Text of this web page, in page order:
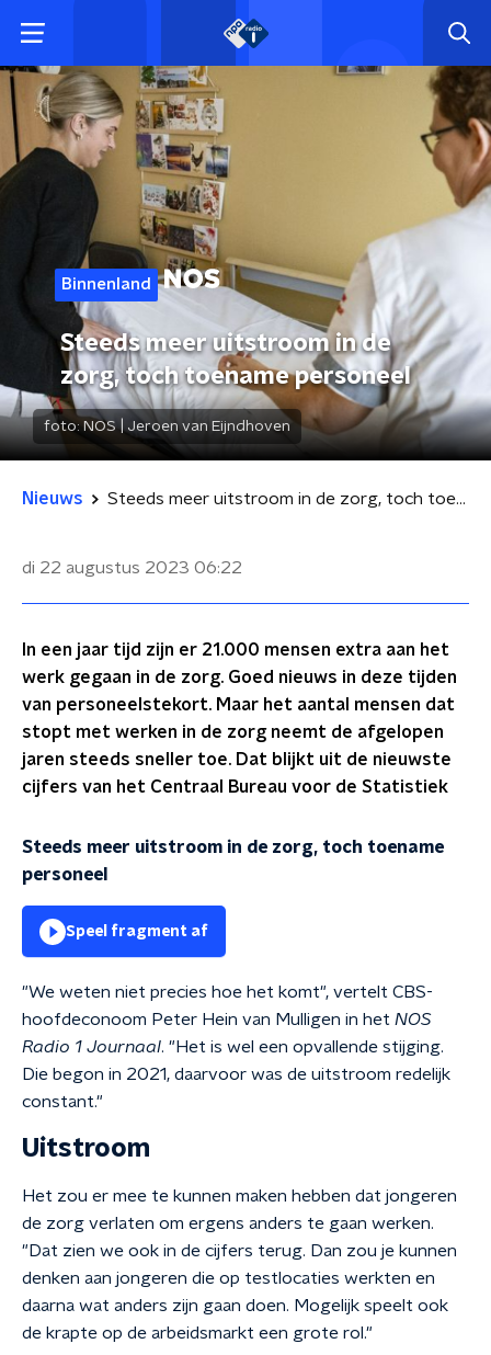
Binnenland
Steeds meer uitstroom in de
zorg, toch toename personeel
foto:NOS | Jeroen van Eijndhoven
Nieuws Steeds meer uitstroom in de zorg, toch toename personeel
di 22 augustus 2023 06:22
In een jaar tijd zijn er 21.000 mensen extra aan het
werk gegaan in de zorg. Goed nieuws in deze tijden
van personeelstekort. Maar het aantal mensen dat
stopt met werken in de zorg neemt de afgelopen
jaren steeds sneller toe. Dat blijkt uit de nieuwste
cijfers van het Centraal Bureau voor de Statistiek
Steeds meer uitstroom in de zorg, toch toename
personeel
Speel fragment af
"We weten niet precies hoe het komt", vertelt CBS-
hoofdeconoom Peter Hein van Mulligen in het NOS
Radio 1 Journaal. "Het is wel een opvallende stijging.
Die begon in 2021, daarvoor was de uitstroom redelijk
constant."
Uitstroom
Het zou er mee te kunnen maken hebben dat jongeren
de zorg verlaten om ergens anders te gaan werken.
"Dat zien we ook in de cijfers terug. Dan zou je kunnen
denken aan jongeren die op testlocaties werkten en
daarna wat anders zijn gaan doen. Mogelijk speelt ook
de krapte op de arbeidsmarkt een grote rol."